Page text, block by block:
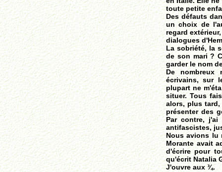
toute petite
Des défauts
un choix de
regard
dialogues
La sobriété, la
de son mari ?
garder le nom
De nombreux
écrivains, sur
plupart ne
situer. Tous
alors, plus
présenter des
Par contre,
antifascistes,
Nous avions lu
Morante avait
d'écrire pour
qu'écrit Natalia
J'ouvre aux ¾.